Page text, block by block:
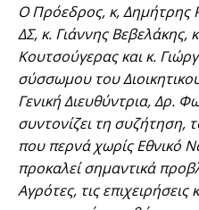
Ο Πρόεδρος, κ, Δημήτρης
ΔΣ, κ. Γιάννης Βεβελάκης,
Κουτσούγερας και κ.
σύσσωμου του
Γενική Διευθύντρια, Δρ.
συντονίζει τη συζήτηση,
που περνά χωρίς Εθνικό
προκαλεί σημαντικά
Αγρότες, τις επιχειρήσεις